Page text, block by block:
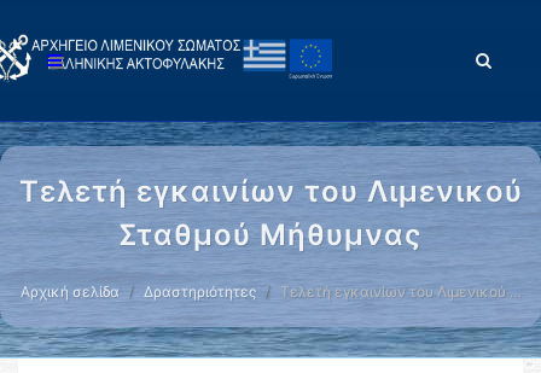
Τελετή εγκαινίων του Λιμενικού
Σταθμού Μήθυμνας
Αρχική σελίδα Δραστηριότητες Τελετή εγκαινίων του Λιμενικού …